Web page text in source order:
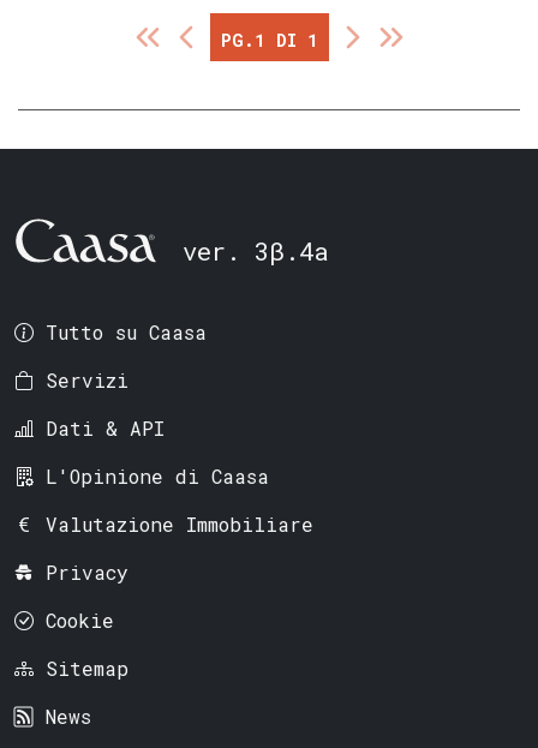
PG.1 DI 1
ver. 3β.4a
Tutto su Caasa
Servizi
Dati & API
L'Opinione di Caasa
Valutazione Immobiliare
Privacy
Cookie
Sitemap
News